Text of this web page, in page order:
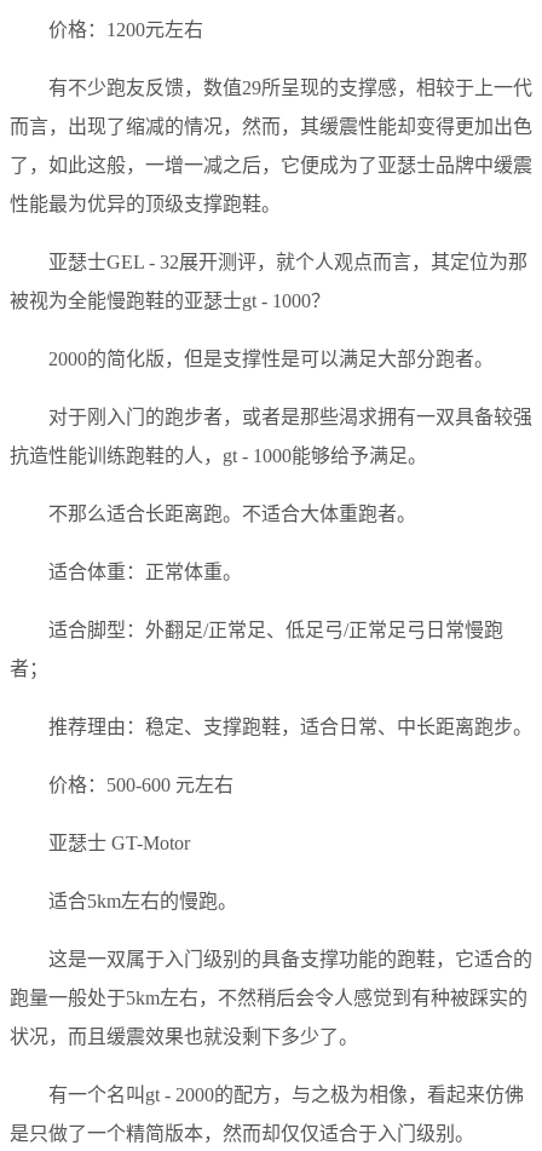
价格：1200元左右
有不少跑友反馈，数值29所呈现的支撑感，相较于上一代
而言，出现了缩减的情况，然而，其缓震性能却变得更加出色
了，如此这般，一增一减之后，它便成为了亚瑟士品牌中缓震
性能最为优异的顶级支撑跑鞋。
亚瑟士GEL - 32展开测评，就个人观点而言，其定位为那
被视为全能慢跑鞋的亚瑟士gt - 1000？
2000的简化版，但是支撑性是可以满足大部分跑者。
对于刚入门的跑步者，或者是那些渴求拥有一双具备较强
抗造性能训练跑鞋的人，gt - 1000能够给予满足。
不那么适合长距离跑。不适合大体重跑者。
适合体重：正常体重。
适合脚型：外翻足/正常足、低足弓/正常足弓日常慢跑
者；
推荐理由：稳定、支撑跑鞋，适合日常、中长距离跑步。
价格：500-600 元左右
亚瑟士 GT-Motor
适合5km左右的慢跑。
这是一双属于入门级别的具备支撑功能的跑鞋，它适合的
跑量一般处于5km左右，不然稍后会令人感觉到有种被踩实的
状况，而且缓震效果也就没剩下多少了。
有一个名叫gt - 2000的配方，与之极为相像，看起来仿佛
是只做了一个精简版本，然而却仅仅适合于入门级别。